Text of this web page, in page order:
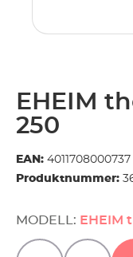
EHEIM
250
EAN: 4011708000737
Produktnummer:
MODELL: EHEIM